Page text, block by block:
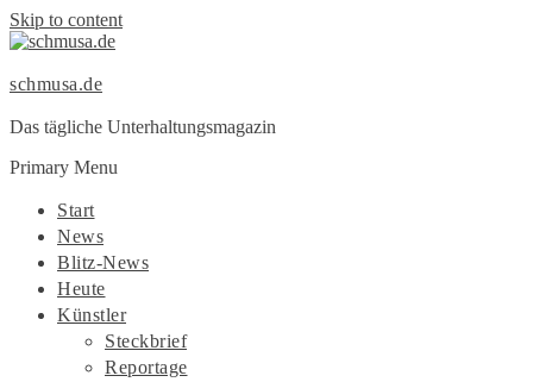
Skip to content
schmusa.de
Das tägliche Unterhaltungsmagazin
Primary Menu
Start
News
Blitz-News
Heute
Künstler
Steckbrief
Reportage